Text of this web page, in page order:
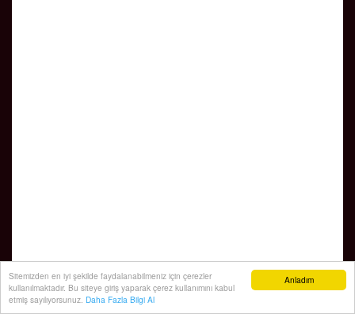
Anladım
Sitemizden en iyi şekilde faydalanabilmeniz için çerezler
kullanılmaktadır. Bu siteye giriş yaparak çerez kullanımını kabul
etmiş sayılıyorsunuz. Daha Fazla Bilgi Al